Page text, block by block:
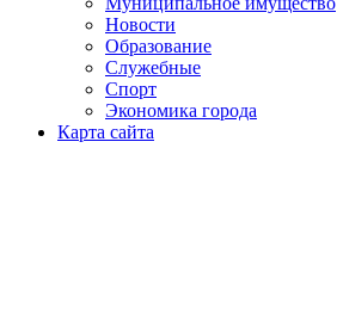
Новости
Образование
Служебные
Спорт
Экономика города
Карта сайта